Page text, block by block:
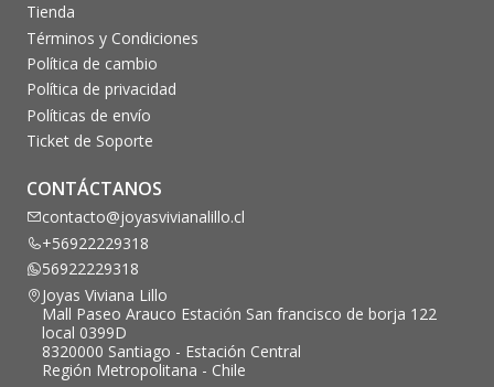
Tienda
Términos y Condiciones
Política de cambio
Política de privacidad
Políticas de envío
Ticket de Soporte
CONTÁCTANOS
contacto@joyasvivianalillo.cl
+56922229318
56922229318
Joyas Viviana Lillo
Mall Paseo Arauco Estación San francisco de borja 122
local 0399D
8320000 Santiago - Estación Central
Región Metropolitana - Chile